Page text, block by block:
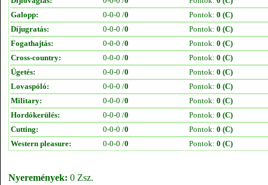
Galopp:
0-0-0 /0 Pontok: 0 (C)
Díjugratás:
0-0-0 /0 Pontok: 0 (C)
Fogathajtás:
0-0-0 /0 Pontok: 0 (C)
Cross-country:
0-0-0 /0 Pontok: 0 (C)
Ügetés:
0-0-0 /0 Pontok: 0 (C)
Lovaspóló:
0-0-0 /0 Pontok: 0 (C)
Military:
0-0-0 /0 Pontok: 0 (C)
Hordókerülés:
0-0-0 /0 Pontok: 0 (C)
Cutting:
0-0-0 /0 Pontok: 0 (C)
Western pleasure:
0-0-0 /0 Pontok: 0 (C)
Nyeremények: 0 Zsz.